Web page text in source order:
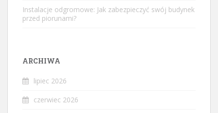
Instalacje odgromowe: Jak zabezpieczyć swój budynek
przed piorunami?
ARCHIWA
lipiec 2026
czerwiec 2026